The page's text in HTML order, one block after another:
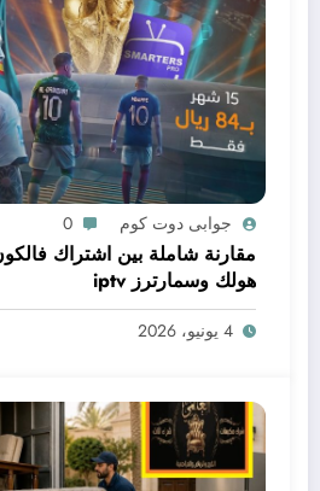
جوابى دوت كوم 0
مقارنة شاملة بين اشتراك
هولك وسمارترز iptv
4 يونيو، 2026